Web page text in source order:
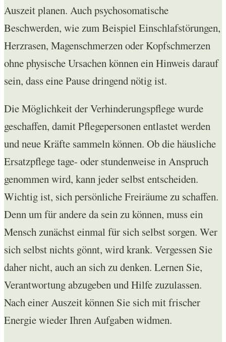
Auszeit planen. Auch psychosomatische
Beschwerden, wie zum Beispiel Einschlafstörungen,
Herzrasen, Magenschmerzen oder Kopfschmerzen
ohne physische Ursachen können ein Hinweis darauf
sein, dass eine Pause dringend nötig ist.
Die Möglichkeit der Verhinderungspflege wurde
geschaffen, damit Pflegepersonen entlastet werden
und neue Kräfte sammeln können. Ob die häusliche
Ersatzpflege tage- oder stundenweise in Anspruch
genommen wird, kann jeder selbst entscheiden.
Wichtig ist, sich persönliche Freiräume zu schaffen.
Denn um für andere da sein zu können, muss ein
Mensch zunächst einmal für sich selbst sorgen. Wer
sich selbst nichts gönnt, wird krank. Vergessen Sie
daher nicht, auch an sich zu denken. Lernen Sie,
Verantwortung abzugeben und Hilfe zuzulassen.
Nach einer Auszeit können Sie sich mit frischer
Energie wieder Ihren Aufgaben widmen.